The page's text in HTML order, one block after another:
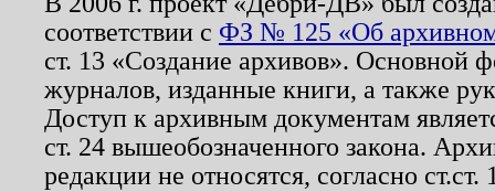
соответствии с ФЗ № 125 «Об
ст. 13 «Создание архивов». Основной
журналов, изданные книги, а также
Доступ к архивным документам
ст. 24 вышеобозначенного закона.
редакции не относятся, согласно